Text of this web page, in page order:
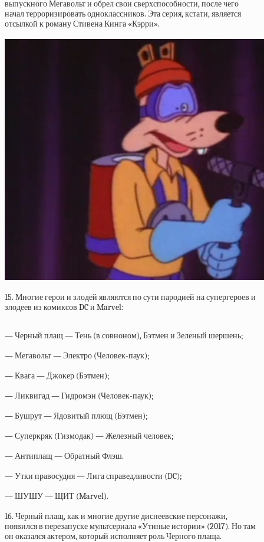
выпускного Мегавольт и обрел свои сверхспособности, после чего
начал терроризировать одноклассников. Эта серия, кстати, является
отсылкой к роману Стивена Кинга «Кэрри».
15. Многие герои и злодей являются по сути пародией на супергероев и
злодеев из комиксов DC и Marvel:
—Черный плащ — Тень (в совноном), Бэтмен и Зеленый шершень;
—Мегавольт — Электро (Человек-паук);
—Квага — Джокер (Бэтмен);
—Ликвигад — Гидромэн (Человек-паук);
—Бушрут — Ядовитый плющ (Бэтмен);
—Суперкряк (Гизмодак) — Железный человек;
—Антиплащ — Обратный Флэш.
—Утки правосудия — Лига справедливости (DC);
—ШУШУ — ЩИТ (Marvel).
16. Черный плащ, как и многие другие диснеевские персонажи,
появился в перезапуске мультсериала «Утиные истории» (2017). Но там
он оказался актером, который исполняет роль Черного плаща.